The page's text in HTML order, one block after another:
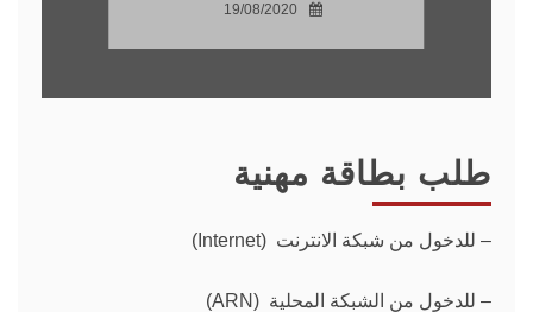
19/08/2020
طلب بطاقة مهنية
– للدخول من شبكة الانترنت (Internet)
– للدخول من الشبكة المحلية (ARN)